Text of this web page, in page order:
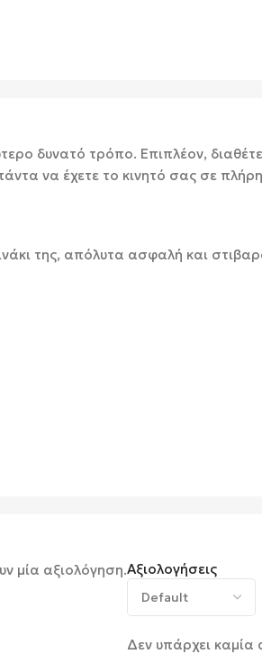
δυνατό τρόπο. Επιπλέον,
να έχετε το κινητό σας σε
της, απόλυτα ασφαλή και
Αξιολογήσεις
Δεν υπάρχει καμία
μία αξιολόγηση.